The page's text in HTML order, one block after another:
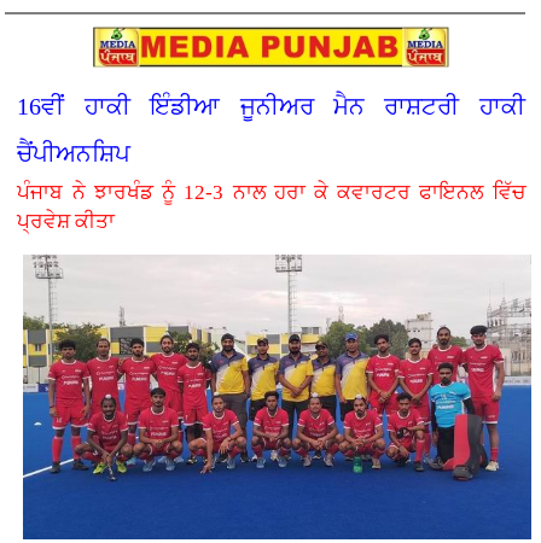
16ਵੀਂ ਹਾਕੀ ਇੰਡੀਆ ਜੂਨੀਅਰ ਮੈਨ ਰਾਸ਼ਟਰੀ ਹਾਕੀ
ਚੈਂਪੀਅਨਸ਼ਿਪ
ਪੰਜਾਬ ਨੇ ਝਾਰਖੰਡ ਨੂੰ 12-3 ਨਾਲ ਹਰਾ ਕੇ ਕਵਾਰਟਰ ਫਾਇਨਲ ਵਿੱਚ
ਪ੍ਰਵੇਸ਼ ਕੀਤਾ